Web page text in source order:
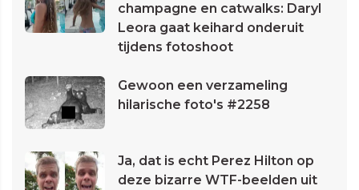
champagne en catwalks: Daryl
Leora gaat keihard onderuit
tijdens fotoshoot
Gewoon een verzameling
hilarische foto's #2258
Ja, dat is echt Perez Hilton op
deze bizarre WTF-beelden uit